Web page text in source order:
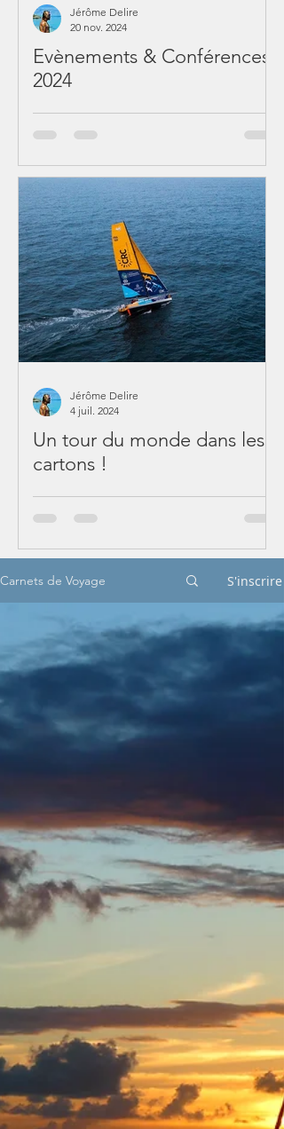
Evènements & Conférences
2024
Jérôme Delire
20 nov. 2024
Un tour du monde dans les
cartons !
Jérôme Delire
4 juil. 2024
Carnets de Voyage S'inscrire